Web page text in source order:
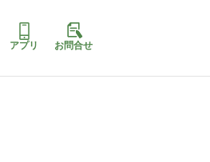
アプリ お問合せ